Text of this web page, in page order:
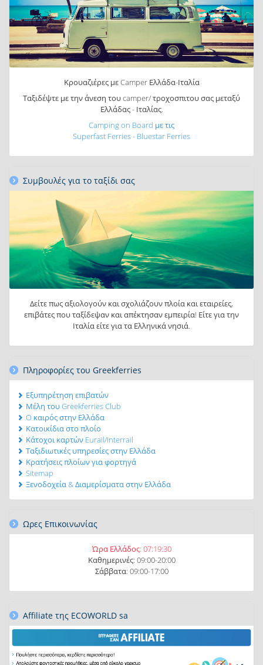
Κρουαζιέρες με Camper Ελλάδα-Ιταλία
Ταξιδέψτε με την άνεση του camper/ τροχοσπιτου σας μεταξύ
Ελλάδας - Ιταλίας.
Camping on Board με τις
Superfast Ferries - Bluestar Ferries
Συμβουλές για το ταξίδι σας
Δείτε πως αξιολογούν και σχολιάζουν πλοία και εταιρείες,
επιβάτες που ταξίδεψαν και απέκτησαν εμπειρία! Είτε για την
Ιταλία είτε για τα Ελληνικά νησιά.
Πληροφορίες του Greekferries
Εξυπηρέτηση επιβατών
Μέλη του Greekferries Club
O καιρός στην Ελλάδα
Κατοικίδια στο πλοίο
Κάτοχοι καρτών Eurail/Interrail
Ταξιδιωτικές υπηρεσίες στην Ελλάδα
Κρατήσεις πλοίων για φορτηγά
Sitemap
Ξενοδοχεία & Διαμερίσματα στην Ελλάδα
Ωρες Eπικοινωνίας
Ώρα Ελλάδος: 07:19:32
Καθημερινές: 09:00-20:00
Σάββατα: 09:00-17:00
Affiliate της ECOWORLD sa